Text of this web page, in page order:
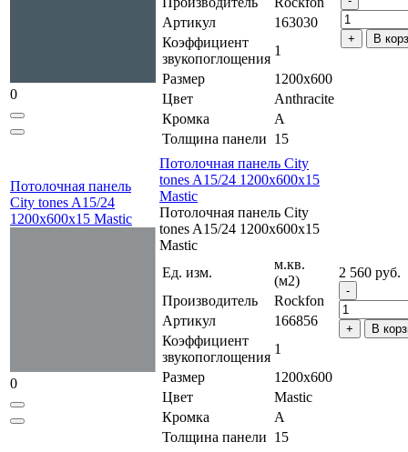
0
Артикул
163030
Коэффициент
звукопоглощения
1
Размер
1200x600
Цвет
Anthracite
Кромка
A
Толщина панели 15
В
Потолочная панель
City tones A15/24
1200x600x15 Mastic
0
Потолочная панель City
tones A15/24 1200x600x15
Mastic
Потолочная панель City
tones A15/24 1200x600x15
Mastic
Ед. изм.
м.кв.
(м2)
Производитель
Rockfon
Артикул
166856
Коэффициент
звукопоглощения
1
Размер
1200x600
Цвет
Mastic
Кромка
A
Толщина панели 15
2 560 руб.
В